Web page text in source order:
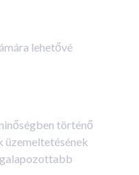
lehetővé
történő
üzemeltetésének